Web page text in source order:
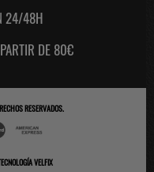
24/48H
DE 80€
RESERVADOS.
VELFIX